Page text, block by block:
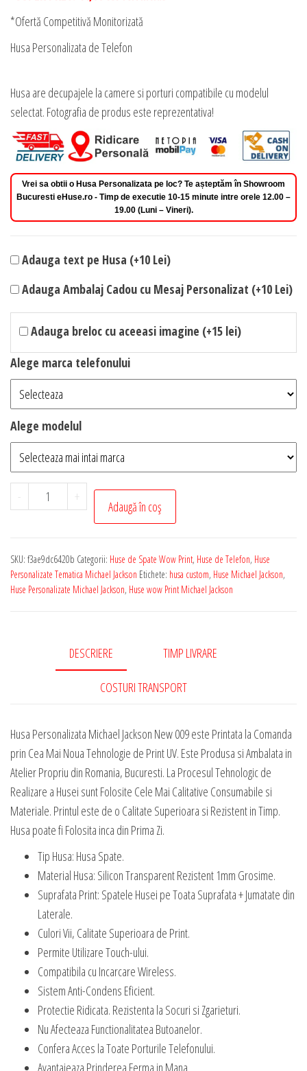
*Ofertă Competitivă Monitorizată
Husa Personalizata de Telefon
Husa are decupajele la camere si porturi compatibile cu modelul
selectat. Fotografia de produs este reprezentativa!
Vrei sa obtii o Husa Personalizata pe loc? Te așteptăm în Showroom
Bucuresti eHuse.ro - Timp de executie 10-15 minute intre orele 12.00 –
19.00 (Luni – Vineri).
Adauga text pe Husa (+10 Lei)
Adauga Ambalaj Cadou cu Mesaj Personalizat (+10 Lei)
Adauga breloc cu aceeasi imagine (+15 lei)
Alege marca telefonului
Alege modelul
-
Cantitate
Husa
Personalizata
cu
+
Adaugă în coș
SKU: f3ae9dc6420b Categorii: Huse de Spate Wow Print, Huse de Telefon, Huse
Personalizate Tematica Michael Jackson Etichete: husa custom, Huse Michael Jackson,
Huse Personalizate Michael Jackson, Huse wow Print Michael Jackson
DESCRIERE TIMP LIVRARE
COSTURI TRANSPORT
Husa Personalizata Michael Jackson New 009 este Printata la Comanda
prin Cea Mai Noua Tehnologie de Print UV. Este Produsa si Ambalata in
Atelier Propriu din Romania, Bucuresti. La Procesul Tehnologic de
Realizare a Husei sunt Folosite Cele Mai Calitative Consumabile si
Materiale. Printul este de o Calitate Superioara si Rezistent in Timp.
Husa poate fi Folosita inca din Prima Zi.
Tip Husa: Husa Spate.
Material Husa: Silicon Transparent Rezistent 1mm Grosime.
Suprafata Print: Spatele Husei pe Toata Suprafata + Jumatate din
Laterale.
Culori Vii, Calitate Superioara de Print.
Permite Utilizare Touch-ului.
Compatibila cu Incarcare Wireless.
Sistem Anti-Condens Eficient.
Protectie Ridicata. Rezistenta la Socuri si Zgarieturi.
Nu Afecteaza Functionalitatea Butoanelor.
Confera Acces la Toate Porturile Telefonului.
Avantajeaza Prinderea Ferma in Mana.